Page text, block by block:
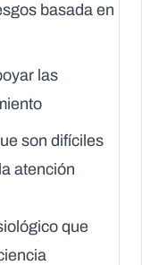
basada en
las
son difíciles
atención
que